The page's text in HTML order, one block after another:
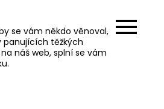
se vám někdo věnoval,
těžkých
náš web, splní se vám